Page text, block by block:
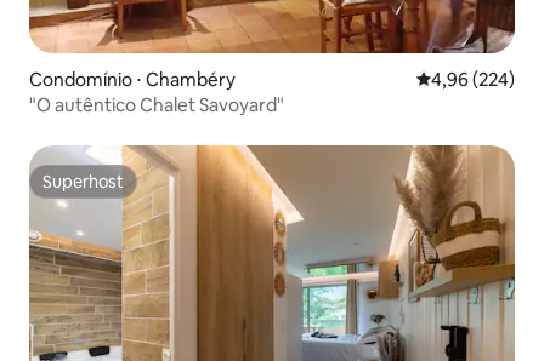
Condomínio ⋅ Chambéry 4,96 de uma
4,96 (224)
"O autêntico Chalet Savoyard"
Superhost
Superhost